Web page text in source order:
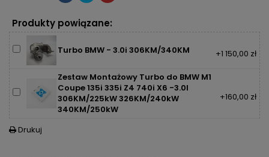
Produkty powiązane:
Turbo BMW - 3.0i 306KM/340KM +1 150,00 zł
Zestaw Montażowy Turbo do BMW M1
Coupe 135i 335i Z4 740i X6 -3.0l
306KM/225kW 326KM/240kW
340KM/250kW
+160,00 zł
 Drukuj